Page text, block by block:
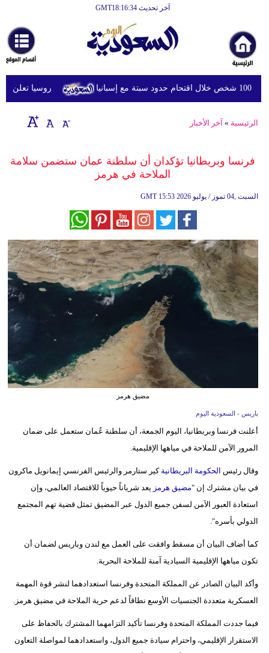
آخر تحديث GMT18:16:34
أخبارعاجلة
رياضة
ثقافة
إقتصاد
وموسيقى
سياحة
وسفر
ديكور
أخبار
إعلام
تعليم
علوم
بيئة
مدوَّنات
سيارات
روسيا تعلن
الرئيسية » آخر الأخبار
فرنسا وبريطانيا تؤكدان أن سلطنة عمان ستضمن سلامة
الملاحة في هرمز
GMT 15:53 2026 السبت ,04 تموز / يوليو
مضيق هرمز
باريس - السعودية اليوم
أعلنت فرنسا وبريطانيا، اليوم الجمعة، أن سلطنة عُمان ستعمل على ضمان
المرور الآمن للملاحة في مياهها الإقليمية.
وقال رئيس الحكومة البريطانية كير ستارمر والرئيس الفرنسي إيمانويل ماكرون
في بيان مشترك إن "مضيق هرمز يعد شرياناً حيوياً للاقتصاد العالمي، وإن
استعادة العبور الآمن لسفن جميع الدول عبر المضيق تمثل قضية تهم المجتمع
الدولي بأسره".
كما أضاف البيان أن مسقط وافقت على العمل مع لندن وباريس لضمان أن
تكون مياهها الإقليمية السيادية آمنة للملاحة البحرية.
وأكد البيان الصادر عن المملكة المتحدة وفرنسا استعدادهما لنشر قوة المهمة
العسكرية متعددة الجنسيات الأوسع نطاقاً لدعم حرية الملاحة في مضيق هرمز.
فيما جددت المملكة المتحدة وفرنسا تأكيد التزامهما المشترك بالحفاظ على
الاستقرار الإقليمي، واحترام سيادة جميع الدول، واستعدادهما لمواصلة التعاون